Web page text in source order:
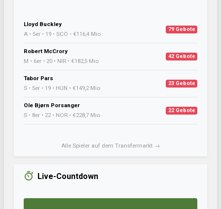
Lloyd Buckley
A • 5er • 19 • SCO • €116,4 Mio
79 Gebote
Robert McCrory
M • 6er • 20 • NIR • €182,5 Mio
42 Gebote
Tabor Pars
S • 5er • 19 • HUN • €149,2 Mio
23 Gebote
Ole Bjørn Porsanger
S • 8er • 22 • NOR • €228,7 Mio
22 Gebote
Alle Spieler auf dem Transfermarkt →
Live-Countdown